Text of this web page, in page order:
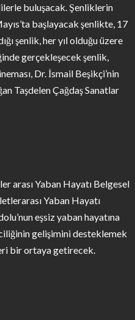
buluşacak. Şenliklerin
başlayacak şenlikte, 17
şenlik, her yıl olduğu üzere
gerçekleşecek şenlik,
Dr. İsmail Beşikçi’nin
Taşdelen Çağdaş Sanatlar
arası Yaban Hayatı Belgesel
Yaban Hayatı
eşsiz yaban hayatına
gelişimini desteklemek
bir ortaya getirecek.